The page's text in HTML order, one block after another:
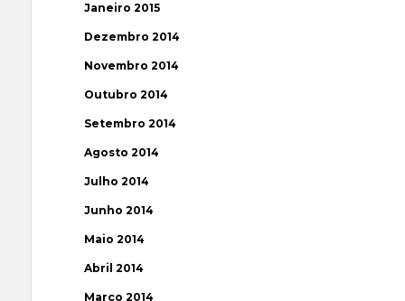
Janeiro 2015
Dezembro 2014
Novembro 2014
Outubro 2014
Setembro 2014
Agosto 2014
Julho 2014
Junho 2014
Maio 2014
Abril 2014
Março 2014